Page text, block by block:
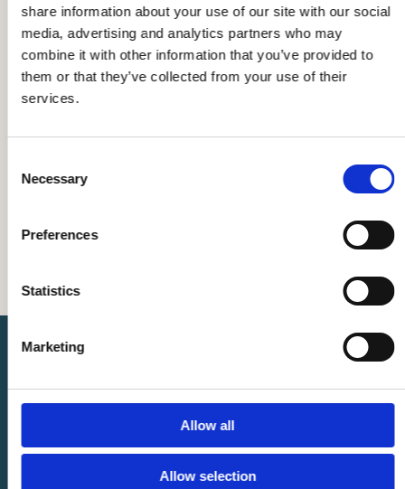
share information about your use of our site with our social
media, advertising and analytics partners who may
combine it with other information that you’ve provided to
them or that they’ve collected from your use of their
services.
Selection
Necessary
Preferences
Statistics
Marketing
Allow all
Allow selection
Zandvoort
IJmuiden
In vier stappen naar een waardig
afscheid